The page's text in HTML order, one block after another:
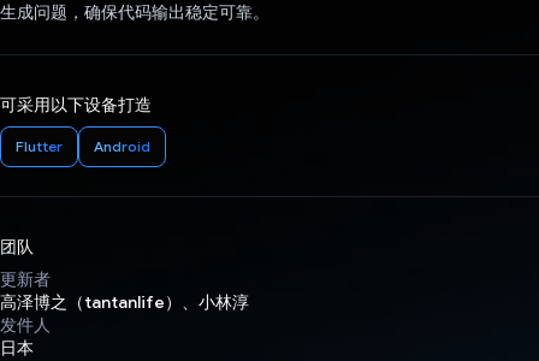
生成问题，确保代码输出稳定可靠。
可采用以下设备打造
Flutter Android
团队
更新者
高泽博之（tantanlife）、小林淳
发件人
日本